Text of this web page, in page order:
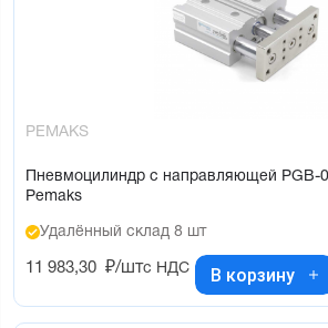
PEMAKS
Пневмоцилиндр с направляющей PGB-
Pemaks
Удалённый склад 8 шт
11 983,30 ₽/штс НДС В корзину